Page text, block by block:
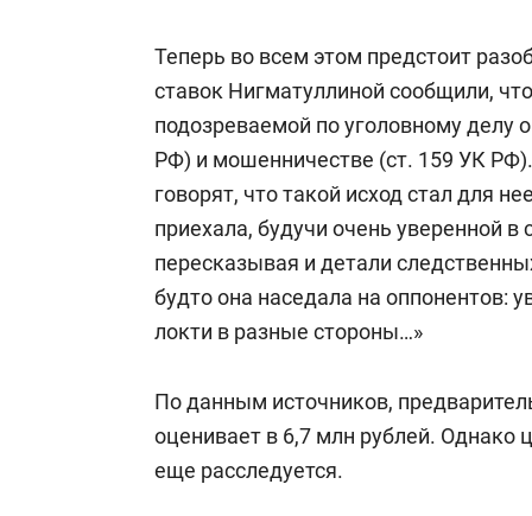
Теперь во всем этом предстоит
ставок Нигматуллиной сообщили,
подозреваемой по уголовному
РФ) и мошенничестве (ст. 159 УК
говорят, что такой исход стал для
приехала, будучи очень уверенной
пересказывая и детали
будто она наседала на оппонентов:
локти в разные стороны…»
По данным источников,
оценивает в 6,7 млн рублей. Однако
еще расследуется.